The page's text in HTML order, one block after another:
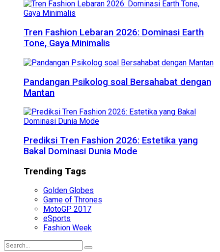
Tren Fashion Lebaran 2026: Dominasi Earth
Tone, Gaya Minimalis
Pandangan Psikolog soal Bersahabat dengan
Mantan
Prediksi Tren Fashion 2026: Estetika yang
Bakal Dominasi Dunia Mode
Trending Tags
Golden Globes
Game of Thrones
MotoGP 2017
eSports
Fashion Week